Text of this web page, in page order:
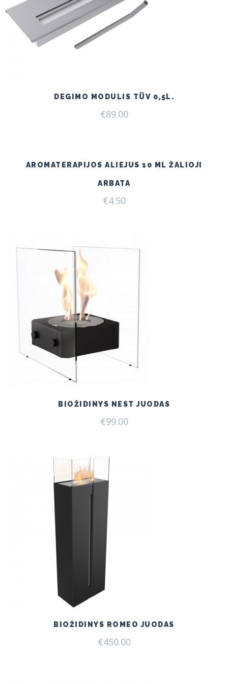
DEGIMO MODULIS TÜV 0,5L.
€89.00
AROMATERAPIJOS ALIEJUS 10 ML ŽALIOJI
ARBATA
€4.50
BIOŽIDINYS NEST JUODAS
€99.00
BIOŽIDINYS ROMEO JUODAS
€450.00